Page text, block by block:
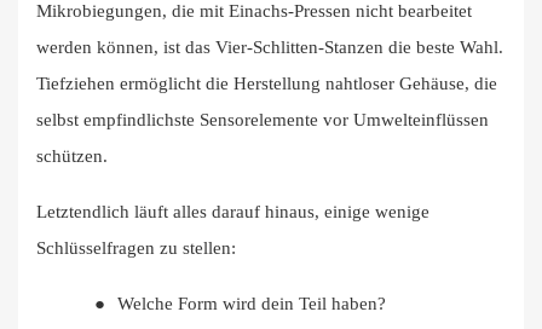
Mikrobiegungen, die mit Einachs-Pressen nicht bearbeitet
werden können, ist das Vier-Schlitten-Stanzen die beste Wahl.
Tiefziehen ermöglicht die Herstellung nahtloser Gehäuse, die
selbst empfindlichste Sensorelemente vor Umwelteinflüssen
schützen.
Letztendlich läuft alles darauf hinaus, einige wenige
Schlüsselfragen zu stellen:
●
Welche Form wird dein Teil haben?